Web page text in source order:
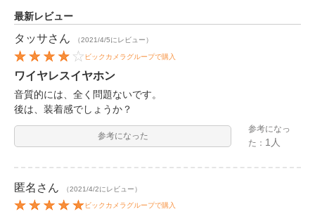
最新レビュー
タッサさん （2021/4/5にレビュー）
ビックカメラグループで購入
ワイヤレスイヤホン
音質的には、全く問題ないです。
後は、装着感でしょうか？
参考になった
参考になっ
た： 1人
匿名 さん （2021/4/2にレビュー）
ビックカメラグループで購入